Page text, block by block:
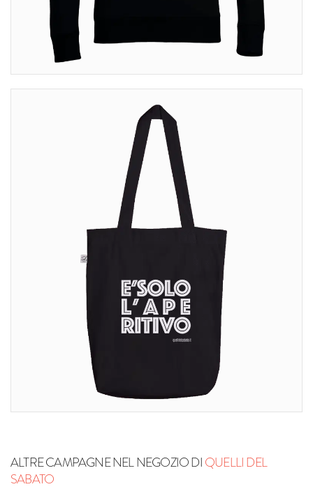
ALTRE CAMPAGNE NEL NEGOZIO DIQUELLI DEL
SABATO